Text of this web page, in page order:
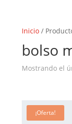
Inicio/
bolso
Mostrando el
¡Oferta!